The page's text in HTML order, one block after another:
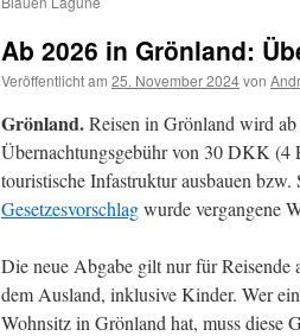
Ab 2026 in Grönland:
Veröffentlicht am 25. November 2024von
Grönland.Reisen in Grönland wird
Übernachtungsgebühr von 30 DKK (4
touristische Infastruktur ausbauen
Gesetzesvorschlagwurde vergangene
Die neue Abgabe gilt nur für Reisende
dem Ausland, inklusive Kinder. Wer
Wohnsitz in Grönland hat, muss diese